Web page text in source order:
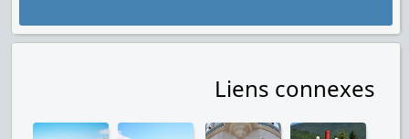
Liens connexes